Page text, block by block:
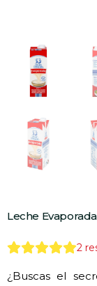
Leche
2
¿Buscas el